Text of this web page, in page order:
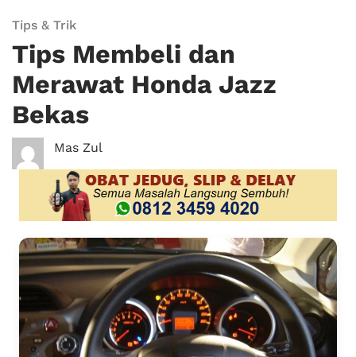
Tips & Trik
Tips Membeli dan
Merawat Honda Jazz
Bekas
Mas Zul